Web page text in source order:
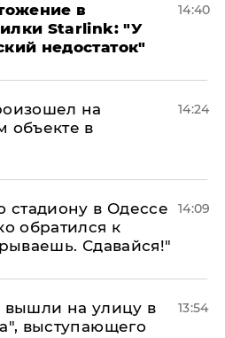
в
Starlink: "У
недостаток"
14:40
на
объекте в
14:24
стадиону в Одессе
обратился к
Сдавайся!"
14:09
вышли на улицу в
выступающего
13:54